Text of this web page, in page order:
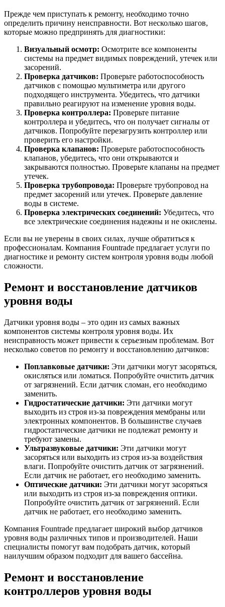
Прежде чем приступать к ремонту, необходимо точно
определить причину неисправности. Вот несколько шагов,
которые можно предпринять для диагностики:
Визуальный осмотр: Осмотрите все компоненты
системы на предмет видимых повреждений, утечек или
засорений.
Проверка датчиков: Проверьте работоспособность
датчиков с помощью мультиметра или другого
подходящего инструмента. Убедитесь, что датчики
правильно реагируют на изменение уровня воды.
Проверка контроллера: Проверьте питание
контроллера и убедитесь, что он получает сигналы от
датчиков. Попробуйте перезагрузить контроллер или
проверить его настройки.
Проверка клапанов: Проверьте работоспособность
клапанов, убедитесь, что они открываются и
закрываются полностью. Проверьте клапаны на предмет
утечек.
Проверка трубопровода: Проверьте трубопровод на
предмет засорений или утечек. Проверьте давление
воды в системе.
Проверка электрических соединений: Убедитесь, что
все электрические соединения надежны и не окислены.
Если вы не уверены в своих силах, лучше обратиться к
профессионалам. Компания Fountrade предлагает услуги по
диагностике и ремонту систем контроля уровня воды любой
сложности.
Ремонт и восстановление датчиков
уровня воды
Датчики уровня воды – это один из самых важных
компонентов системы контроля уровня воды. Их
неисправность может привести к серьезным проблемам. Вот
несколько советов по ремонту и восстановлению датчиков:
Поплавковые датчики: Эти датчики могут засоряться,
окисляться или ломаться. Попробуйте очистить датчик
от загрязнений. Если датчик сломан, его необходимо
заменить.
Гидростатические датчики: Эти датчики могут
выходить из строя из-за повреждения мембраны или
электронных компонентов. В большинстве случаев
гидростатические датчики не подлежат ремонту и
требуют замены.
Ультразвуковые датчики: Эти датчики могут
засоряться или выходить из строя из-за воздействия
влаги. Попробуйте очистить датчик от загрязнений.
Если датчик не работает, его необходимо заменить.
Оптические датчики: Эти датчики могут засоряться
или выходить из строя из-за повреждения оптики.
Попробуйте очистить датчик от загрязнений. Если
датчик не работает, его необходимо заменить.
Компания Fountrade предлагает широкий выбор датчиков
уровня воды различных типов и производителей. Наши
специалисты помогут вам подобрать датчик, который
наилучшим образом подходит для вашего бассейна.
Ремонт и восстановление
контроллеров уровня воды